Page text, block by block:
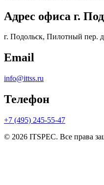
Адрес офиса г.
г. Подольск, Пилотный пер.
Email
info@ittss.ru
Телефон
+7 (495) 245-55-47
© 2026 ITSPEC. Все права